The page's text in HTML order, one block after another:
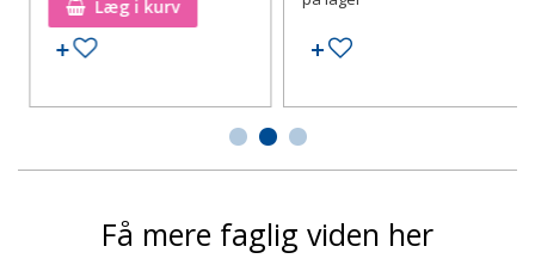
Læg i kurv
Tilføj til ønskeseddel
Tilføj til ønskeseddel
Få mere faglig viden her